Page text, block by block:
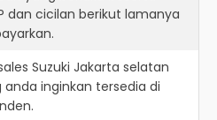
dan cicilan berikut lamanya
Suzuki Jakarta selatan
inginkan tersedia di